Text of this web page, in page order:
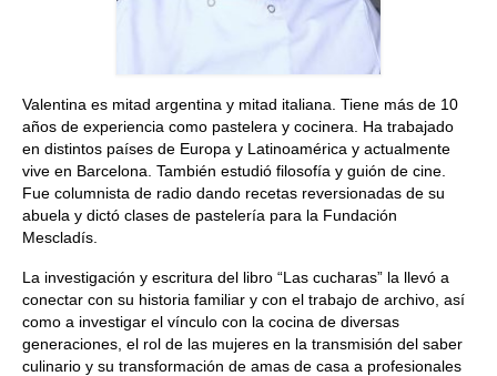
Valentina es mitad argentina y mitad italiana. Tiene más de 10
años de experiencia como pastelera y cocinera. Ha trabajado
en distintos países de Europa y Latinoamérica y actualmente
vive en Barcelona. También estudió filosofía y guión de cine.
Fue columnista de radio dando recetas reversionadas de su
abuela y dictó clases de pastelería para la Fundación
Mescladís.
La investigación y escritura del libro “Las cucharas” la llevó a
conectar con su historia familiar y con el trabajo de archivo, así
como a investigar el vínculo con la cocina de diversas
generaciones, el rol de las mujeres en la transmisión del saber
culinario y su transformación de amas de casa a profesionales